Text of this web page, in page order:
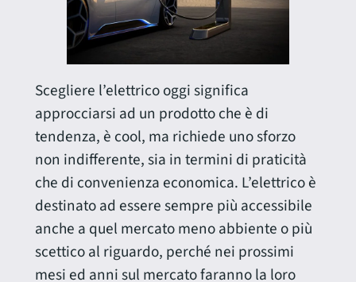
Scegliere l’elettrico oggi significa
approcciarsi ad un prodotto che è di
tendenza, è cool, ma richiede uno sforzo
non indifferente, sia in termini di praticità
che di convenienza economica. L’elettrico è
destinato ad essere sempre più accessibile
anche a quel mercato meno abbiente o più
scettico al riguardo, perché nei prossimi
mesi ed anni sul mercato faranno la loro